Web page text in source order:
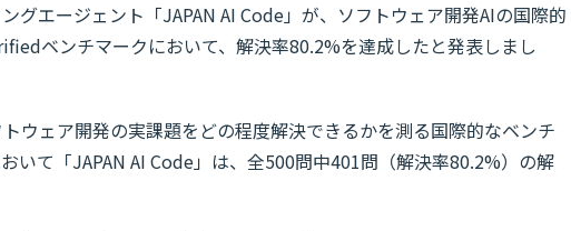
グエージェント「JAPAN AI Code」が、ソフトウェア開発AIの国際的
ベンチマークにおいて、解決率80.2%を達成したと発表しまし
ウェア開発の実課題をどの程度解決できるかを測る国際的なベンチ
いて「JAPAN AI Code」は、全500問中401問（解決率80.2%）の解